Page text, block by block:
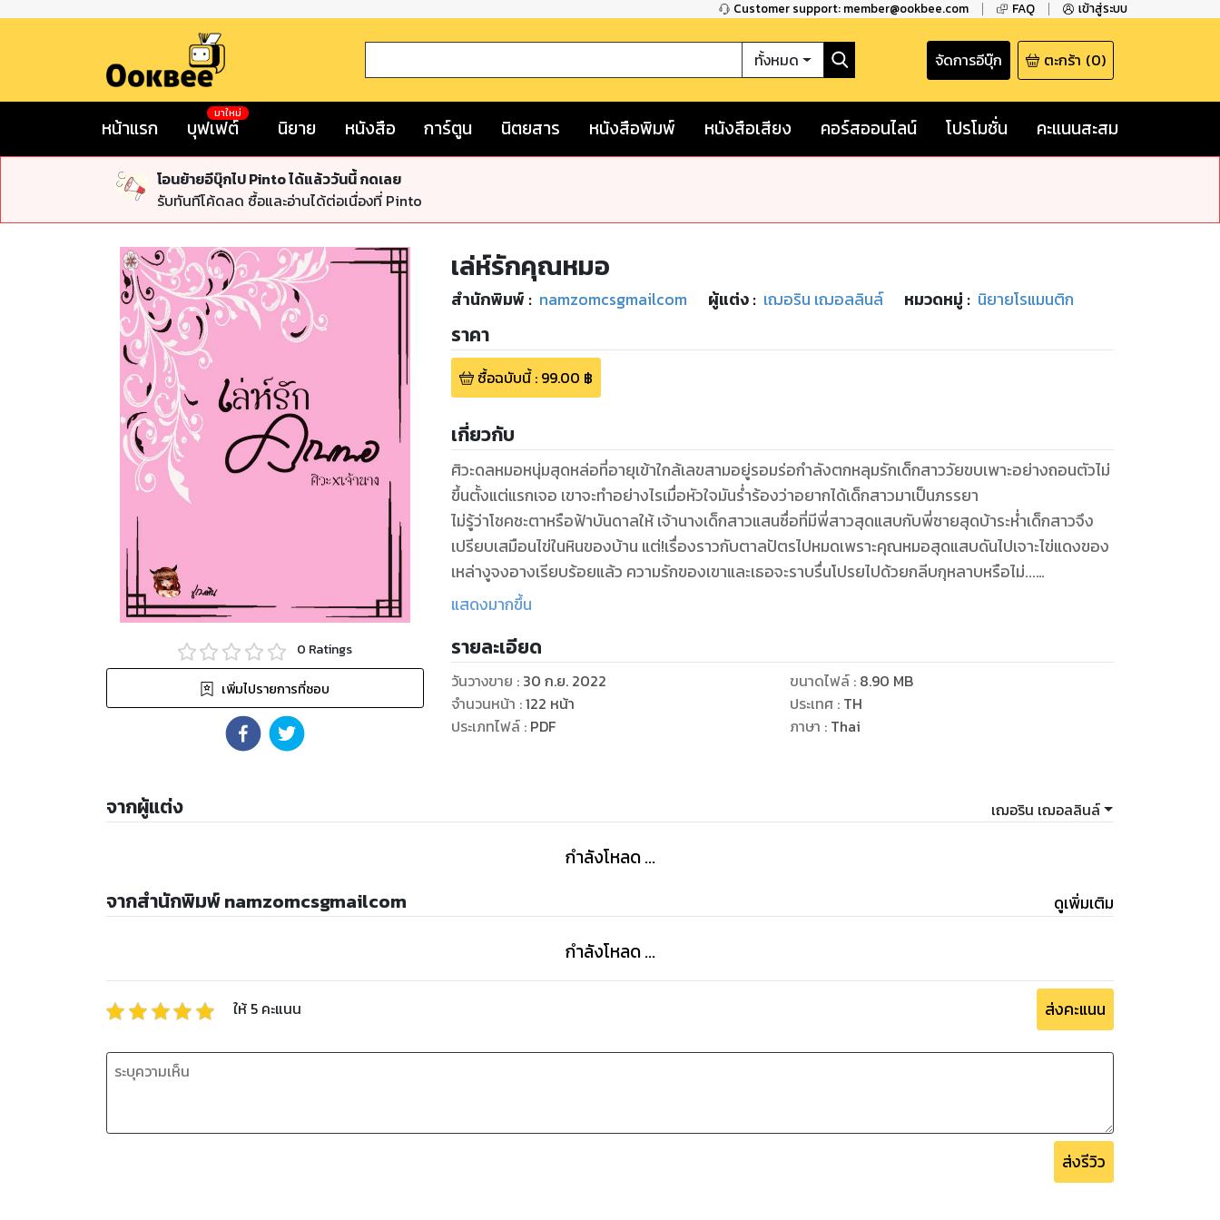
Customer support: member@ookbee.com FAQ เข้าสู่ระบบ
ทั้งหมด จัดการอีบุ๊ก ตะกร้า (0)
หน้าแรก บุฟเฟต์
มาใหม่
นิยาย หนังสือ การ์ตูน นิตยสาร หนังสือพิมพ์ หนังสือเสียง คอร์สออนไลน์ โปรโมชั่น คะแนนสะสม
โอนย้ายอีบุ๊กไป Pinto ได้แล้ววันนี้ กดเลย
รับทันทีโค้ดลด ซื้อและอ่านได้ต่อเนื่องที่ Pinto
0 Ratings
เพิ่มไปรายการที่ชอบ
เล่ห์รักคุณหมอ
สำนักพิมพ์ : namzomcsgmailcom ผู้แต่ง : เฌอริน เฌอลลินล์ หมวดหมู่ : นิยายโรแมนติก
ราคา
ซื้อฉบับนี้: 99.00 ฿
เกี่ยวกับ
ศิวะดลหมอหนุ่มสุดหล่อที่อายุเข้าใกล้เลขสามอยู่รอมร่อกำลังตกหลุมรักเด็กสาววัยขบเพาะอย่างถอนตัวไม่
ขึ้นตั้งแต่แรกเจอ เขาจะทำอย่างไรเมื่อหัวใจมันร่ำร้องว่าอยากได้เด็กสาวมาเป็นภรรยา
ไม่รู้ว่าโชคชะตาหรือฟ้าบันดาลให้ เจ้านางเด็กสาวแสนซื่อที่มีพี่สาวสุดแสบกับพี่ชายสุดบ้าระห่ำเด็กสาวจึง
เปรียบเสมือนไข่ในหินของบ้าน แต่!เรื่องราวกับตาลปัตรไปหมดเพราะคุณหมอสุดแสบดันไปเจาะไข่แดงของ
เหล่างูจงอางเรียบร้อยแล้ว ความรักของเขาและเธอจะราบรื่นโปรยไปด้วยกลีบกุหลาบหรือไม่...
โรแมนติก18+
แสดงมากขึ้น
รายละเอียด
วันวางขาย : 30 ก.ย. 2022
จำนวนหน้า :122 หน้า
ประเภทไฟล์: PDF
ขนาดไฟล์: 8.90 MB
ประเทศ : TH
ภาษา : Thai
จากผู้แต่ง เฌอริน เฌอลลินล์
กำลังโหลด ...
จากสำนักพิมพ์ namzomcsgmailcom ดูเพิ่มเติม
กำลังโหลด ...
ให้ 5 คะแนน ส่งคะแนน
ส่งรีวิว